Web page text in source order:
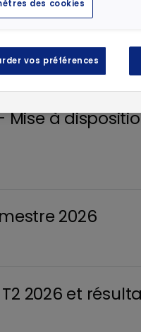
à
2026
2026 et
des cookies
vos préférences